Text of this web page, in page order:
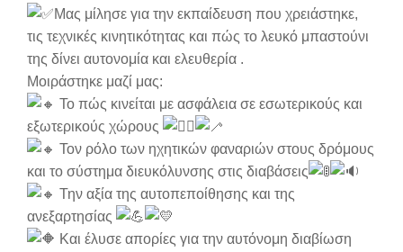
Μας μίλησε για την εκπαίδευση που χρειάστηκε,
τις τεχνικές κινητικότητας και πώς το λευκό μπαστούνι
της δίνει αυτονομία και ελευθερία .
Μοιράστηκε μαζί μας:
Το πώς κινείται με ασφάλεια σε εσωτερικούς και
εξωτερικούς χώρους
Τον ρόλο των ηχητικών φαναριών στους δρόμους
και το σύστημα διευκόλυνσης στις διαβάσεις
Την αξία της αυτοπεποίθησης και της
ανεξαρτησίας
Και έλυσε απορίες για την αυτόνομη διαβίωση